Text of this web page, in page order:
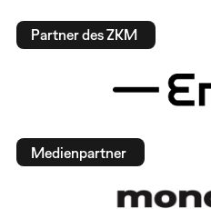
Partner des ZKM
Medienpartner